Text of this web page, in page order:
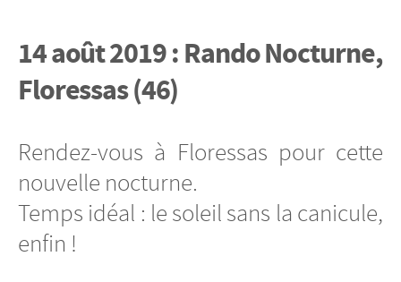
14 août 2019 : Rando Nocturne,
Floressas (46)
Rendez-vous à Floressas pour cette
nouvelle nocturne.
Temps idéal : le soleil sans la canicule,
enfin !